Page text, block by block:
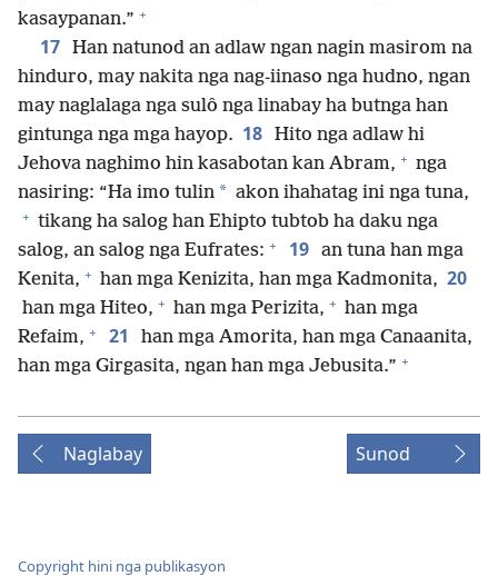
kasaypanan.” +
17 Han natunod an adlaw ngan nagin masirom na
hinduro, may nakita nga nag-iinaso nga hudno, ngan
may naglalaga nga sulô nga linabay ha butnga han
gintunga nga mga hayop. 18 Hito nga adlaw hi
Jehova naghimo hin kasabotan kan Abram, + nga
nasiring: “Ha imo tulin * akon ihahatag ini nga tuna,
+ tikang ha salog han Ehipto tubtob ha daku nga
salog, an salog nga Eufrates: + 19 an tuna han mga
Kenita, + han mga Kenizita, han mga Kadmonita, 20
han mga Hiteo, + han mga Perizita, + han mga
Refaim, + 21
han mga Amorita, han mga Canaanita,
han mga Girgasita, ngan han mga Jebusita.” +
Naglabay Sunod
Copyright hini nga publikasyon